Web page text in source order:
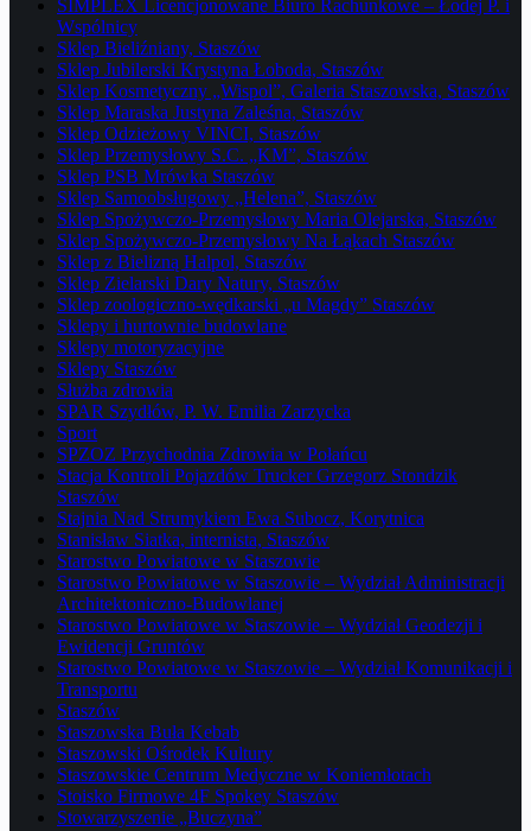
SIMPLEX Licencjonowane Biuro Rachunkowe – Łodej P. i
Wspólnicy
Sklep Bieliźniany, Staszów
Sklep Jubilerski Krystyna Łoboda, Staszów
Sklep Kosmetyczny „Wispol”, Galeria Staszowska, Staszów
Sklep Maraska Justyna Zaleśna, Staszów
Sklep Odzieżowy VINCI, Staszów
Sklep Przemysłowy S.C. „KM”, Staszów
Sklep PSB Mrówka Staszów
Sklep Samoobsługowy „Helena”, Staszów
Sklep Spożywczo-Przemysłowy Maria Olejarska, Staszów
Sklep Spożywczo-Przemysłowy Na Łąkach Staszów
Sklep z Bielizną Halpol, Staszów
Sklep Zielarski Dary Natury, Staszów
Sklep zoologiczno-wędkarski „u Magdy” Staszów
Sklepy i hurtownie budowlane
Sklepy motoryzacyjne
Sklepy Staszów
Służba zdrowia
SPAR Szydłów, P. W. Emilia Zarzycka
Sport
SPZOZ Przychodnia Zdrowia w Połańcu
Stacja Kontroli Pojazdów Trucker Grzegorz Stondzik
Staszów
Stajnia Nad Strumykiem Ewa Subocz, Korytnica
Stanisław Siatka, internista, Staszów
Starostwo Powiatowe w Staszowie
Starostwo Powiatowe w Staszowie – Wydział Administracji
Architektoniczno-Budowlanej
Starostwo Powiatowe w Staszowie – Wydział Geodezji i
Ewidencji Gruntów
Starostwo Powiatowe w Staszowie – Wydział Komunikacji i
Transportu
Staszów
Staszowska Buła Kebab
Staszowski Ośrodek Kultury
Staszowskie Centrum Medyczne w Koniemłotach
Stoisko Firmowe 4F Spokey Staszów
Stowarzyszenie „Buczyna”